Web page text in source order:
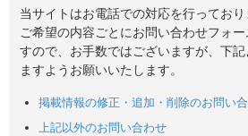
当サイトはお電話での対応を行っており
ご希望の内容ごとにお問い合わせフォ
すので、お手数ではございますが、下
ますようお願いいたします。
掲載情報の修正・追加・削除のお問い
上記以外のお問い合わせ